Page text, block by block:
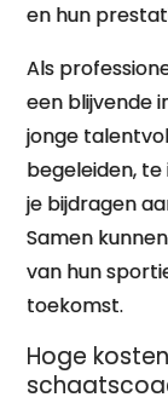
en hun
Als
een blijvende
jonge
begeleiden,
je bijdragen
Samen
van hun
toekomst.
Hoge